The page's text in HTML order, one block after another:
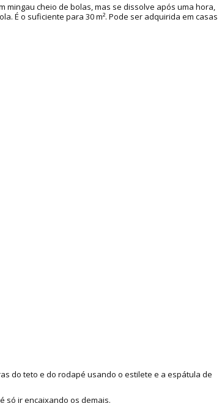
mingau cheio de bolas, mas se dissolve após uma hora,
É o suficiente para 30 m². Pode ser adquirida em casas
do teto e do rodapé usando o estilete e a espátula de
só ir encaixando os demais.